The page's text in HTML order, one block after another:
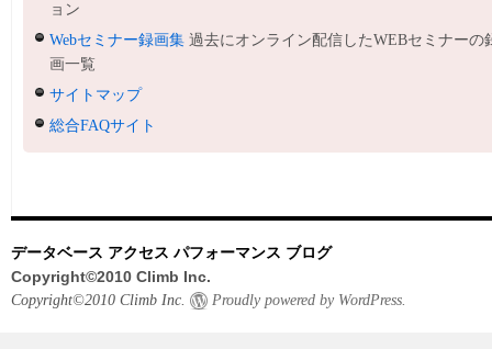
ョン
Webセミナー録画集 過去にオンライン配信したWEBセミナーの
画一覧
サイトマップ
総合FAQサイト
データベース アクセス パフォーマンス ブログ
Copyright©2010 Climb Inc.
Copyright©2010 Climb Inc. Proudly powered by WordPress.